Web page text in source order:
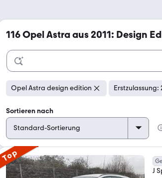
116Opel Astra aus 2011: Design
Opel Astra design edition Erstzulassung:
Sortieren nach
Top
J